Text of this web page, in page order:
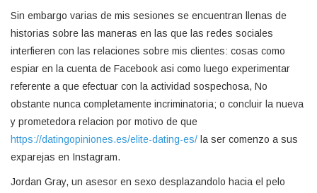
Sin embargo varias de mis sesiones se encuentran llenas de
historias sobre las maneras en las que las redes sociales
interfieren con las relaciones sobre mis clientes: cosas como
espiar en la cuenta de Facebook asi­ como luego experimentar
referente a que efectuar con la actividad sospechosa, No
obstante nunca completamente incriminatoria; o concluir la nueva
y prometedora relacion por motivo de que
https://datingopiniones.es/elite-dating-es/ la ser comenzo a sus
exparejas en Instagram.
Jordan Gray, un asesor en sexo desplazandolo hacia el pelo